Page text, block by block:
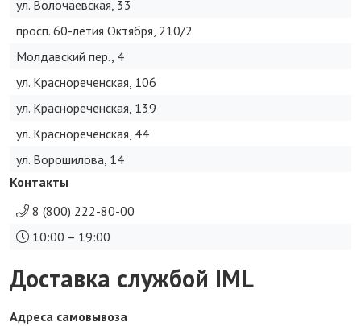
ул. Волочаевская, 33
просп. 60-летия Октября, 210/2
Молдавский пер., 4
ул. Краснореченская, 106
ул. Краснореченская, 139
ул. Краснореченская, 44
ул. Ворошилова, 14
Контакты
8 (800) 222-80-00
10:00 – 19:00
Доставка службой IML
Адреса самовывоза